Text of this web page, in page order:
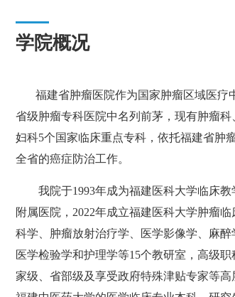
学院概况
福建省肿瘤医院作为国家肿瘤区域医疗
省级肿瘤专科医院中名列前茅，现有肿瘤
妇科5个国家临床重点专科，依托福建省肿
全省的癌症防治工作。
我院于1993年成为福建医科大学临床教
附属医院， 2022年成立福建医科大学肿瘤
科学、肿瘤放射治疗学、医学影像学、麻
医学检验学和护理学等15个教研室，高级职
家级、省部级及享受政府特殊津贴专家等高